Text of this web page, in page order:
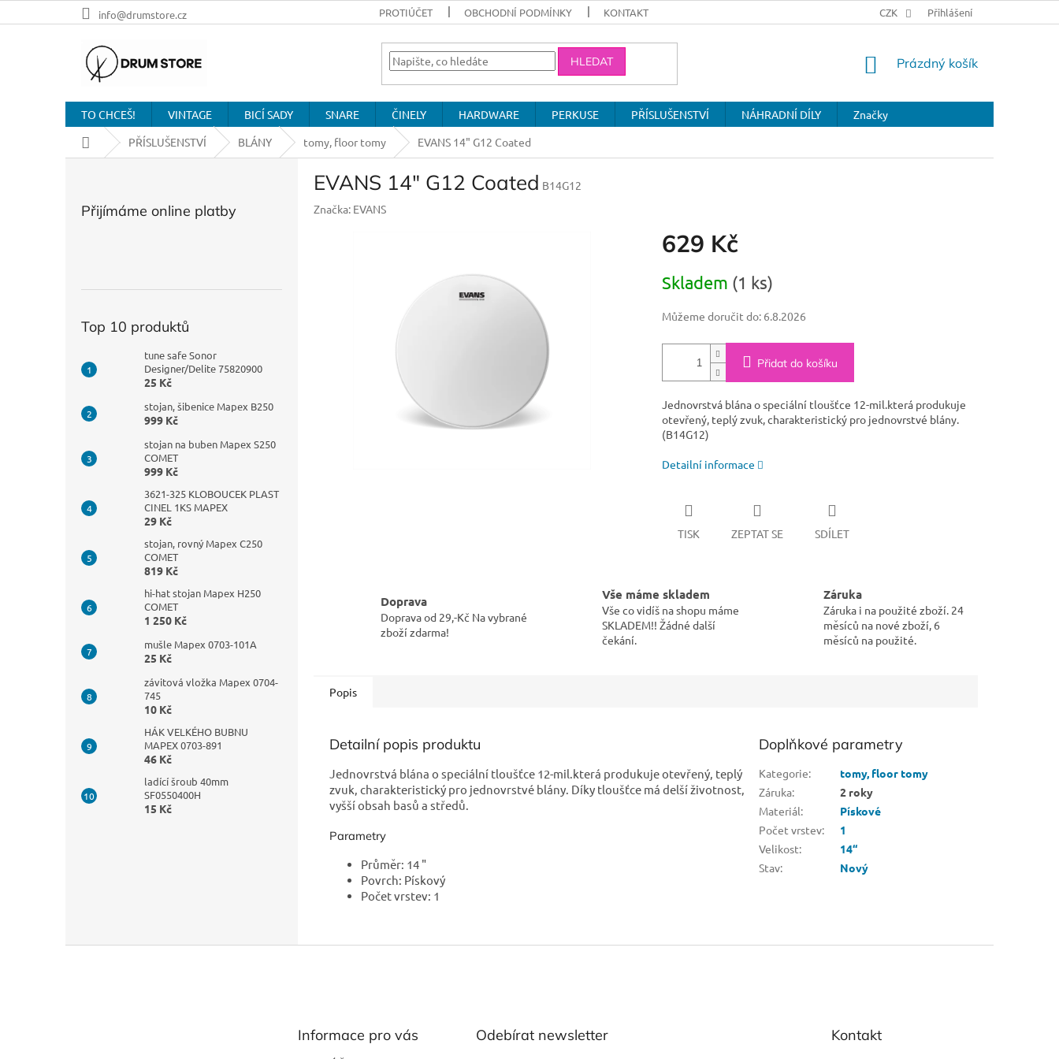
na
info@drumstore.cz PROTIÚČET OBCHODNÍ PODMÍNKY KONTAKT CZK Přihlášení
HLEDAT
NÁKUPNÍ
Prázdný košík
TO CHCEŠ! VINTAGE BICÍ SADY SNARE ČINELY HARDWARE PERKUSE PŘÍSLUŠENSTVÍ NÁHRADNÍ DÍLY
Značky
Domů
PŘÍSLUŠENSTVÍ BLÁNY tomy, floor tomy EVANS 14" G12 Coated
Přijímáme online platby
Top 10 produktů
tune safe Sonor
Designer/Delite 75820900
25 Kč
stojan, šibenice Mapex B250
999 Kč
stojan na buben Mapex S250
COMET
999 Kč
3621-325 KLOBOUCEK PLAST
CINEL 1KS MAPEX
29 Kč
stojan, rovný Mapex C250
COMET
819 Kč
hi-hat stojan Mapex H250
COMET
1 250 Kč
mušle Mapex 0703-101A
25 Kč
závitová vložka Mapex 0704-
745
10 Kč
HÁK VELKÉHO BUBNU
MAPEX 0703-891
46 Kč
ladící šroub 40mm
SF0550400H
15 Kč
EVANS 14" G12 Coated B14G12
Značka: EVANS
629 Kč
cena:
Skladem (1 ks)
Můžeme doručit do: 6.8.2026
Přidat do košíku
Jednovrstvá blána o speciální tloušťce 12-mil.která produkuje
otevřený, teplý zvuk, charakteristický pro jednovrstvé blány.
(B14G12)
Detailní informace
TISK ZEPTAT SE SDÍLET
Doprava
Doprava od 29,-Kč Na vybrané
zboží zdarma!
Vše máme skladem
Vše co vidíš na shopu máme
SKLADEM!! Žádné další
čekání.
Záruka
Záruka i na použité zboží. 24
měsíců na nové zboží, 6
měsíců na použité.
Popis
Detailní popis produktu
Jednovrstvá blána o speciální tloušťce 12-mil.která produkuje otevřený, teplý
zvuk, charakteristický pro jednovrstvé blány. Díky tloušťce má delší životnost,
vyšší obsah basů a středů.
Parametry
Průměr: 14 "
Povrch: Pískový
Počet vrstev: 1
Doplňkové parametry
Kategorie:
tomy, floor tomy
Záruka:
2 roky
Materiál:
Pískové
Počet vrstev:
1
Velikost:
14“
Stav: Nový
Informace pro vás Odebírat newsletter Kontakt